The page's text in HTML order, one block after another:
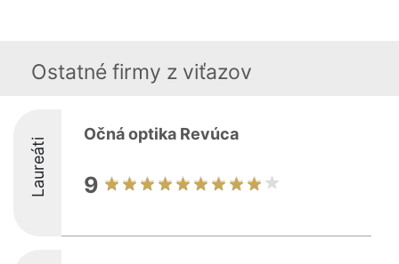
Ostatné firmy z viťazov
Laureáti
Očná optika Revúca
9